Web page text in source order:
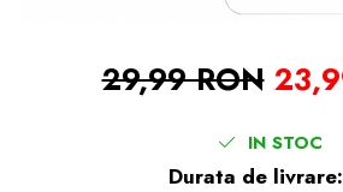
29,99 RON
IN STOC
Durata de livrare: